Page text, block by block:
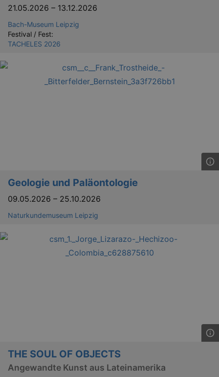
21.05.2026 – 13.12.2026
Bach-Museum Leipzig
Festival / Fest:
TACHELES 2026
Geologie und Paläontologie
09.05.2026 – 25.10.2026
Naturkundemuseum Leipzig
THE SOUL OF OBJECTS
Angewandte Kunst aus Lateinamerika